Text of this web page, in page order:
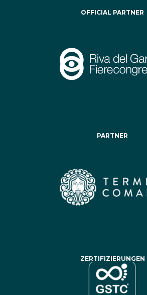
OFFICIAL PARTNER
PARTNER
ZERTIFIZIERUNGEN